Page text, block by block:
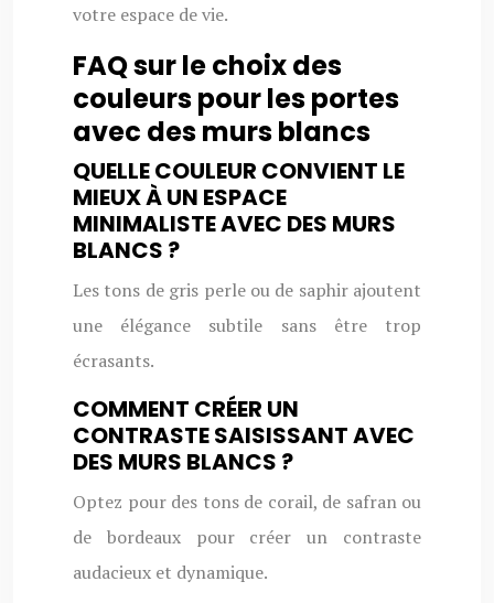
votre espace de vie.
FAQ sur le choix des
couleurs pour les portes
avec des murs blancs
QUELLE COULEUR CONVIENT LE
MIEUX À UN ESPACE
MINIMALISTE AVEC DES MURS
BLANCS ?
Les tons de gris perle ou de saphir ajoutent
une élégance subtile sans être trop
écrasants.
COMMENT CRÉER UN
CONTRASTE SAISISSANT AVEC
DES MURS BLANCS ?
Optez pour des tons de corail, de safran ou
de bordeaux pour créer un contraste
audacieux et dynamique.